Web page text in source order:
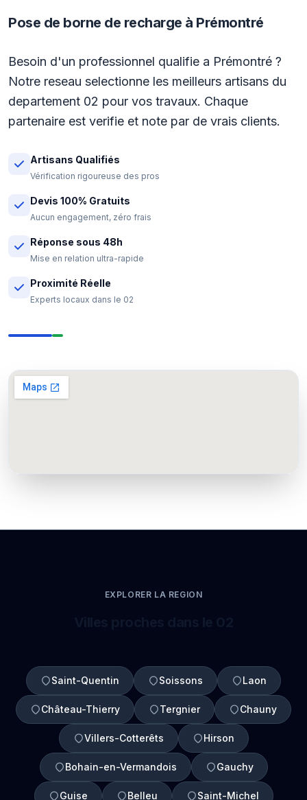
Pose de borne de recharge à Prémontré
Besoin d'un professionnel qualifie a Prémontré ?
Notre reseau selectionne les meilleurs artisans du
departement 02 pour vos travaux. Chaque
partenaire est verifie et note par de vrais clients.
Artisans Qualifiés
Vérification rigoureuse des pros
Devis 100% Gratuits
Aucun engagement, zéro frais
Réponse sous 48h
Mise en relation ultra-rapide
Proximité Réelle
Experts locaux dans le 02
EXPLORER LA REGION
Saint-Quentin Soissons Laon
Château-Thierry Tergnier Chauny
Villers-Cotterêts Hirson
Bohain-en-Vermandois Gauchy
Guise Belleu Saint-Michel